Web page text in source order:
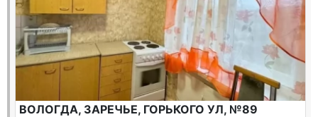
ВОЛОГДА, ЗАРЕЧЬЕ, ГОРЬКОГО УЛ, №89